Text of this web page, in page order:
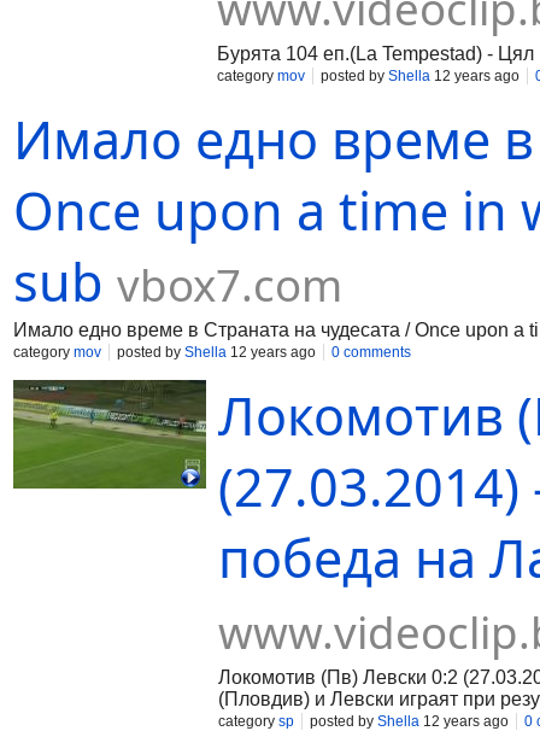
Бурята 104 еп.(La Tempestad) -
category mov posted by Shella 12 years ago
Имало едно време в
Once upon a time in
sub vbox7.com
Имало едно време в Страната на чудесата / Once upon a
category mov posted by Shella 12 years ago 0 comments
Локомотив
победа на
Локомотив (Пв) Левски 0:2
(Пловдив) и Левски играят при
category sp posted by Shella 12 years ago 0